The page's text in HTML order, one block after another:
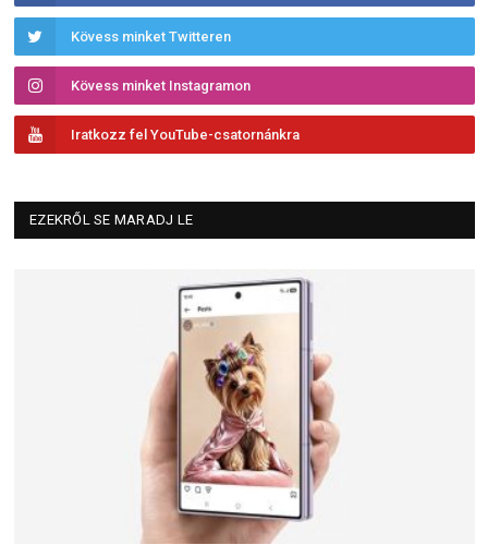
Kövess minket Twitteren
Kövess minket Instagramon
Iratkozz fel YouTube-csatornánkra
EZEKRŐL SE MARADJ LE